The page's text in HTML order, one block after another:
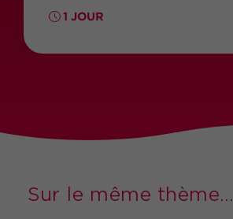
1 JOUR
Sur le même thème...